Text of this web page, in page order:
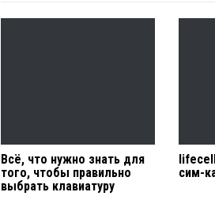
Всё, что нужно знать для
того, чтобы правильно
выбрать клавиатуру
сим-